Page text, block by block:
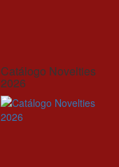
Catálogo Novelties
2026